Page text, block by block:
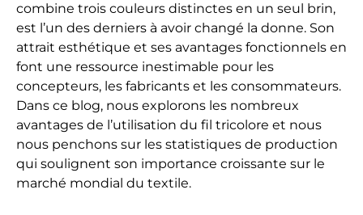
combine trois couleurs distinctes en un seul brin,
est l’un des derniers à avoir changé la donne. Son
attrait esthétique et ses avantages fonctionnels en
font une ressource inestimable pour les
concepteurs, les fabricants et les consommateurs.
Dans ce blog, nous explorons les nombreux
avantages de l’utilisation du fil tricolore et nous
nous penchons sur les statistiques de production
qui soulignent son importance croissante sur le
marché mondial du textile.